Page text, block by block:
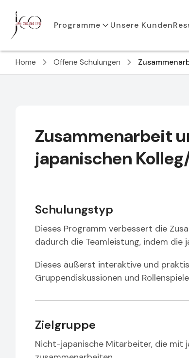
Programme Unsere Kunden
Home Offene Schulungen
Zusammenarbeit
japanischen
Schulungstyp
Dieses Programm verbessert die
dadurch die Teamleistung, indem
Dieses äußerst interaktive und
Gruppendiskussionen und
Zielgruppe
Nicht-japanische Mitarbeiter, die mit